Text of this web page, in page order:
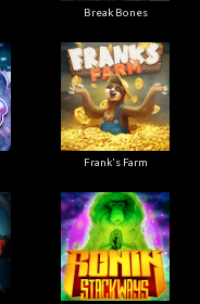
Break Bones
Frank's Farm